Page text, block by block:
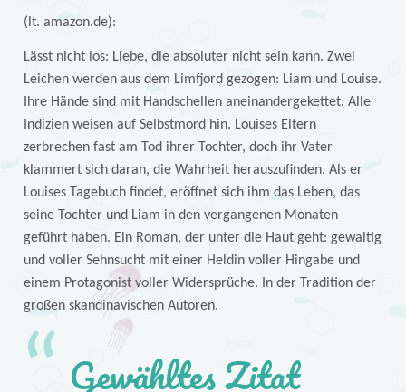
(lt. amazon.de):
Lässt nicht los: Liebe, die absoluter nicht sein kann. Zwei
Leichen werden aus dem Limfjord gezogen: Liam und Louise.
Ihre Hände sind mit Handschellen aneinandergekettet. Alle
Indizien weisen auf Selbstmord hin. Louises Eltern
zerbrechen fast am Tod ihrer Tochter, doch ihr Vater
klammert sich daran, die Wahrheit herauszufinden. Als er
Louises Tagebuch findet, eröffnet sich ihm das Leben, das
seine Tochter und Liam in den vergangenen Monaten
geführt haben. Ein Roman, der unter die Haut geht: gewaltig
und voller Sehnsucht mit einer Heldin voller Hingabe und
einem Protagonist voller Widersprüche. In der Tradition der
großen skandinavischen Autoren.
Gewähltes Zitat